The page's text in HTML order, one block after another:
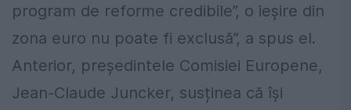
program de reforme credibile”, o ieșire din
zona euro nu poate fi exclusă”, a spus el.
Anterior, președintele Comisiei Europene,
Jean-Claude Juncker, susținea că își